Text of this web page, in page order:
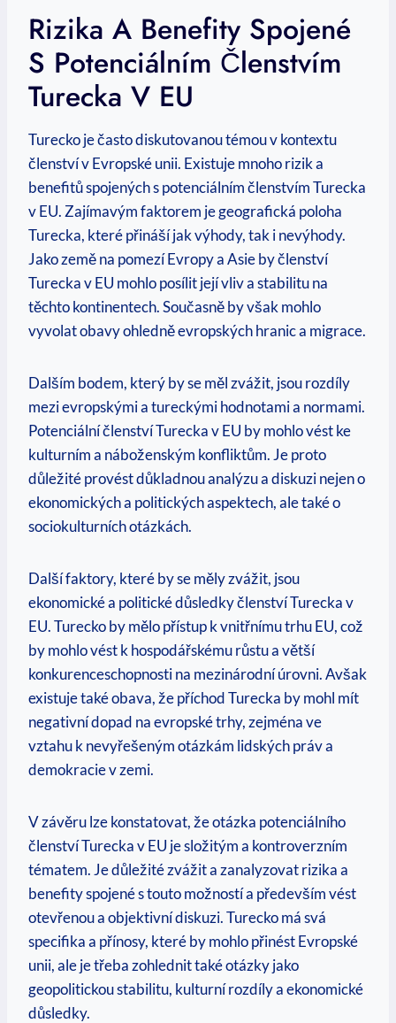
Rizika A Benefity Spojené
S Potenciálním Členstvím
Turecka V EU
Turecko je často diskutovanou témou v kontextu
členství v Evropské unii. Existuje mnoho rizik a
benefitů spojených s potenciálním členstvím Turecka
v EU. Zajímavým faktorem je geografická poloha
Turecka, které přináší jak výhody, tak i nevýhody.
Jako země na pomezí Evropy a Asie by členství
Turecka v EU mohlo posílit její vliv a stabilitu na
těchto kontinentech. Současně by však mohlo
vyvolat obavy ohledně evropských hranic a migrace.
Dalším bodem, který by se měl zvážit, jsou rozdíly
mezi evropskými a tureckými hodnotami a normami.
Potenciální členství Turecka v EU by mohlo vést ke
kulturním a náboženským konfliktům. Je proto
důležité provést důkladnou analýzu a diskuzi nejen o
ekonomických a politických aspektech, ale také o
sociokulturních otázkách.
Další faktory, které by se měly zvážit, jsou
ekonomické a politické důsledky členství Turecka v
EU. Turecko by mělo přístup k vnitřnímu trhu EU, což
by mohlo vést k hospodářskému růstu a větší
konkurenceschopnosti na mezinárodní úrovni. Avšak
existuje také obava, že příchod Turecka by mohl mít
negativní dopad na evropské trhy, zejména ve
vztahu k nevyřešeným otázkám lidských práv a
demokracie v zemi.
V závěru lze konstatovat, že otázka potenciálního
členství Turecka v EU je složitým a kontroverzním
tématem. Je důležité zvážit a zanalyzovat rizika a
benefity spojené s touto možností a především vést
otevřenou a objektivní diskuzi. Turecko má svá
specifika a přínosy, které by mohlo přinést Evropské
unii, ale je třeba zohlednit také otázky jako
geopolitickou stabilitu, kulturní rozdíly a ekonomické
důsledky.